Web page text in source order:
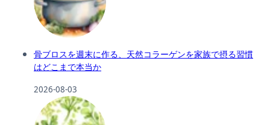
骨ブロスを週末に作る、天然コラーゲンを家族で摂る習慣
はどこまで本当か
2026-08-03